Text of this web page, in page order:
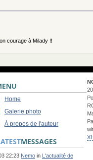
courage à Milady !!
Home
Galerie photo
À propos de l'auteur
MESSAGES
22:23 Nemo in L'actualité de